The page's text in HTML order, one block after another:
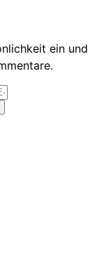
ein und